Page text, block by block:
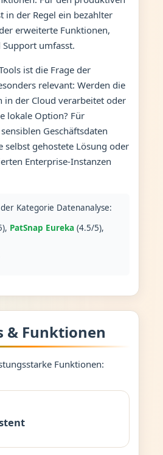
in der Regel ein bezahlter
erweiterte Funktionen,
umfasst.
ist die Frage der
relevant: Werden die
in der Cloud verarbeitet oder
lokale Option? Für
Geschäftsdaten
selbst gehostete Lösung oder
Enterprise-Instanzen
Kategorie Datenanalyse:
PatSnap Eureka(4.5/5),
& Funktionen
Funktionen: